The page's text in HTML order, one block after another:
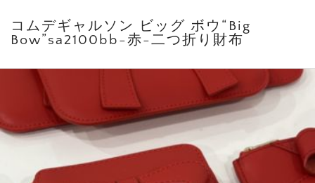
コムデギャルソン ビッグ ボウ“Big
Bow”sa2100bb-赤-二つ折り財布